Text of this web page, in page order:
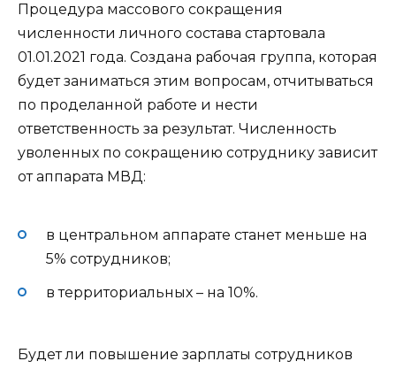
Процедура массового сокращения
численности личного состава стартовала
01.01.2021 года. Создана рабочая группа, которая
будет заниматься этим вопросам, отчитываться
по проделанной работе и нести
ответственность за результат. Численность
уволенных по сокращению сотруднику зависит
от аппарата МВД:
в центральном аппарате станет меньше на
5% сотрудников;
в территориальных – на 10%.
Будет ли повышение зарплаты сотрудников